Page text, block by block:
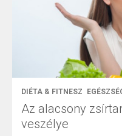
DIÉTA & FITNESZ
Az alacsony
veszélye